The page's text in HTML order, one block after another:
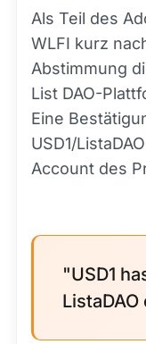
Als Teil des
WLFI kurz
Abstimmung
List DAO-
Eine
USD1/
Account des
"USD1